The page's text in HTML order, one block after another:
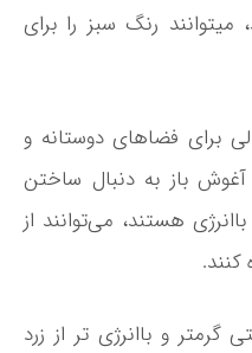
رنگ سبز را برای
برای فضاهای دوستانه و
باز به دنبال ساختن
هستند، می­‌توانند از
کنند.
گرم­تر و باانرژی ­تر از زرد